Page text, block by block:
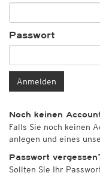
Passwort
Anmelden
Noch keinen
Falls Sie noch keinen
anlegen und eines
Passwort
Sollten Sie Ihr